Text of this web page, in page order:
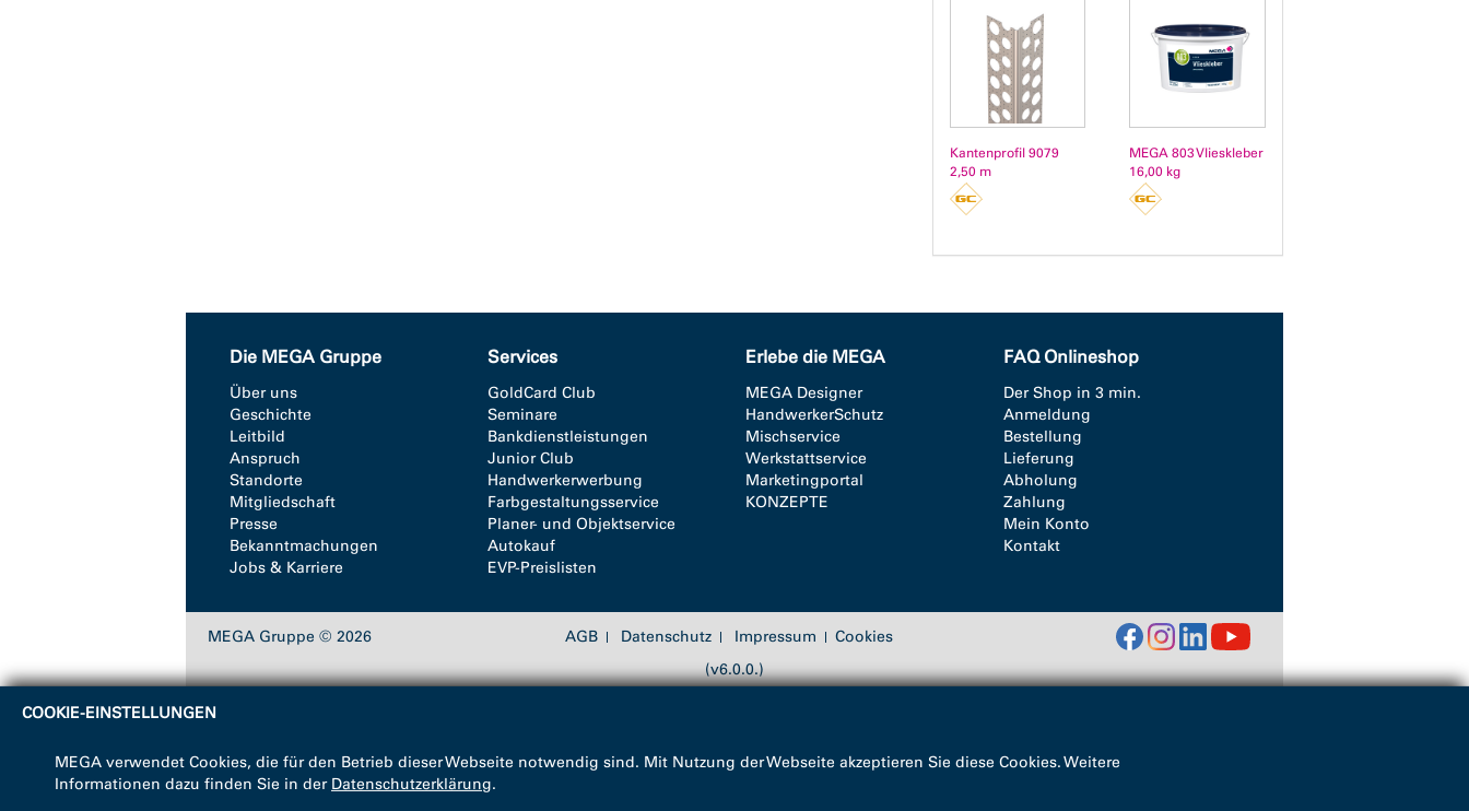
Kantenprofil 9079
2,50 m
MEGA 803 Vlieskleber
16,00 kg
Die MEGA Gruppe
Über uns
Geschichte
Leitbild
Anspruch
Standorte
Mitgliedschaft
Presse
Bekanntmachungen
Jobs & Karriere
Services
GoldCard Club
Seminare
Bankdienstleistungen
Junior Club
Handwerkerwerbung
Farbgestaltungsservice
Planer- und Objektservice
Autokauf
EVP-Preislisten
Erlebe die MEGA
MEGA Designer
HandwerkerSchutz
Mischservice
Werkstattservice
Marketingportal
KONZEPTE
FAQ Onlineshop
Der Shop in 3 min.
Anmeldung
Bestellung
Lieferung
Abholung
Zahlung
Mein Konto
Kontakt
MEGA Gruppe © 2026 AGB Datenschutz Impressum
Cookies
(v6.0.0.)
COOKIE-EINSTELLUNGEN
MEGA verwendet Cookies, die für den Betrieb dieser Webseite notwendig sind. Mit Nutzung der Webseite akzeptieren Sie diese Cookies. Weitere
Informationen dazu finden Sie in der Datenschutzerklärung.